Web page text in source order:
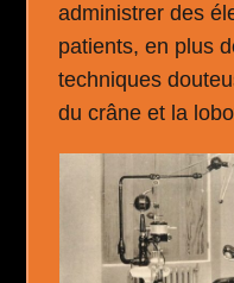
administrer des
patients, en plus
techniques
du crâne et la